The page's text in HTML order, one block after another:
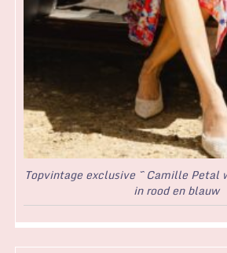
Topvintage exclusive ~ Camille Petal
in rood en blauw